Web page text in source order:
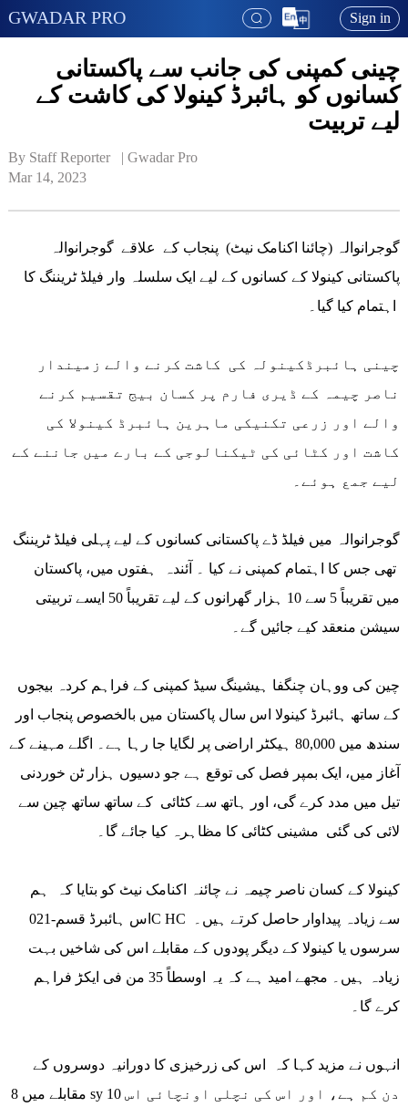
GWADAR PRO Sign in
چینی کمپنی کی جانب سے پاکستانی
کسانوں کو ہائبرڈ کینولا کی کاشت کے
لیے تربیت
By Staff Reporter   | Gwadar Pro
Mar 14, 2023
گوجرانوالہ (چائنا اکنامک نیٹ) پنجاب کے علاقے گوجرانوالہ
پاکستانی کینولا کے کسانوں کے لیے ایک سلسلہ وار فیلڈ ٹریننگ کا
اہتمام کیا گیا۔
چینی ہائبرڈکینولہ کی کاشت کرنے والے زمیندار
ناصر چیمہ کے ڈیری فارم پر کسان بیج تقسیم کرنے
والے اور زرعی تکنیکی ماہرین ہائبرڈ کینولا کی
کاشت اور کٹائی کی ٹیکنالوجی کے بارے میں جاننے کے
لیے جمع ہوئے۔
گوجرانوالہ میں فیلڈ ڈے پاکستانی کسانوں کے لیے پہلی فیلڈ ٹریننگ
تھی جس کا اہتمام کمپنی نے کیا ۔ آئندہ ہفتوں میں، پاکستان
میں تقریباً 5 سے 10 ہزار گھرانوں کے لیے تقریباً 50 ایسے تربیتی
سیشن منعقد کیے جائیں گے۔
چین کی ووہان چنگفا ہیشینگ سیڈ کمپنی کے فراہم کردہ بیجوں
کے ساتھ ہائبرڈ کینولا اس سال پاکستان میں بالخصوص پنجاب اور
سندھ میں 80,000 ہیکٹر اراضی پر لگایا جا رہا ہے۔ اگلے مہینے کے
آغاز میں، ایک بمپر فصل کی توقع ہے جو دسیوں ہزار ٹن خوردنی
تیل میں مدد کرے گی، اور ہاتھ سے کٹائی کے ساتھ ساتھ چین سے
لائی کی گئی مشینی کٹائی کا مظاہرہ کیا جائے گا۔
کینولا کے کسان ناصر چیمہ نے چائنہ اکنامک نیٹ کو بتایا کہ ہم
اس ہائبرڈ قسم-021C HC سے زیادہ پیداوار حاصل کرتے ہیں۔
سرسوں یا کینولا کے دیگر پودوں کے مقابلے اس کی شاخیں بہت
زیادہ ہیں۔ مجھے امید ہے کہ یہ اوسطاً 35 من فی ایکڑ فراہم
کرے گا۔
انہوں نے مزید کہا کہ اس کی زرخیزی کا دورانیہ دوسروں کے
مقابلے میں 8 sy 10 دن کم ہے، اور اس کی نچلی اونچائی اس